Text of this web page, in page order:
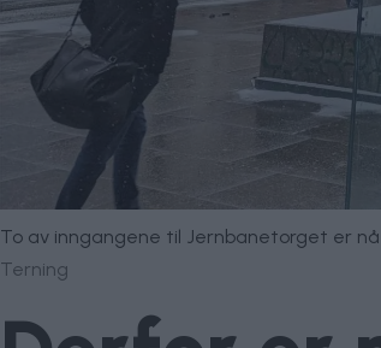
To av inngangene til Jernbanetorget er
Terning